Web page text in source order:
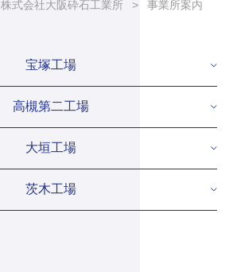
株式会社大阪砕石工業所 > 事業所案内
宝塚工場
高槻第二工場
大垣工場
茨木工場